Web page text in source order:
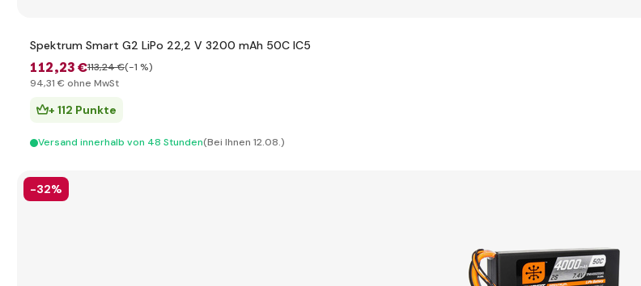
Spektrum Smart G2 LiPo 22,2 V 3200 mAh 50C IC5
112,23 €113,24 €(-1 %)
94,31 € ohne MwSt
+ 112 Punkte
Versand innerhalb von 48 Stunden(Bei Ihnen 12.08.)
-32%